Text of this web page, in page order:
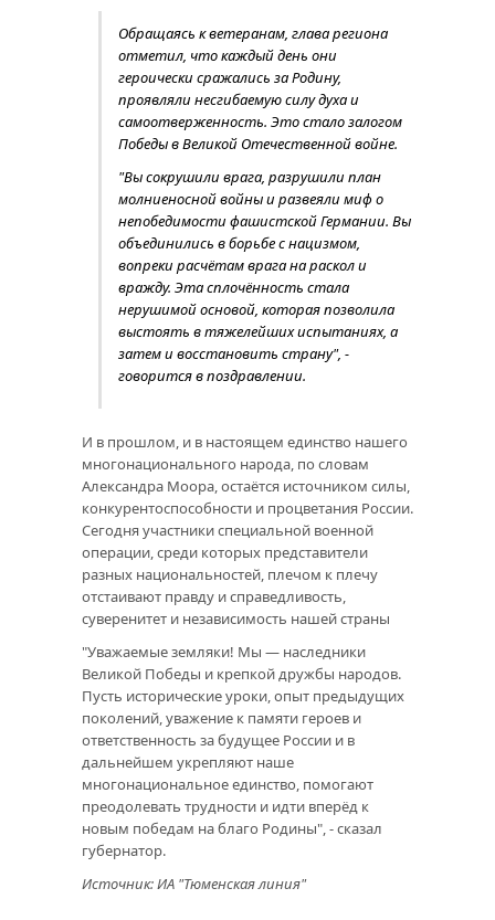
Обращаясь к ветеранам, глава региона
отметил, что каждый день они
героически сражались за Родину,
проявляли несгибаемую силу духа и
самоотверженность. Это стало залогом
Победы в Великой Отечественной войне.
"Вы сокрушили врага, разрушили план
молниеносной войны и развеяли миф о
непобедимости фашистской Германии. Вы
объединились в борьбе с нацизмом,
вопреки расчётам врага на раскол и
вражду. Эта сплочённость стала
нерушимой основой, которая позволила
выстоять в тяжелейших испытаниях, а
затем и восстановить страну", -
говорится в поздравлении.
И в прошлом, и в настоящем единство нашего
многонационального народа, по словам
Александра Моора, остаётся источником силы,
конкурентоспособности и процветания России.
Сегодня участники специальной военной
операции, среди которых представители
разных национальностей, плечом к плечу
отстаивают правду и справедливость,
суверенитет и независимость нашей страны
"Уважаемые земляки! Мы — наследники
Великой Победы и крепкой дружбы народов.
Пусть исторические уроки, опыт предыдущих
поколений, уважение к памяти героев и
ответственность за будущее России и в
дальнейшем укрепляют наше
многонациональное единство, помогают
преодолевать трудности и идти вперёд к
новым победам на благо Родины", - сказал
губернатор.
Источник: ИА "Тюменская линия"